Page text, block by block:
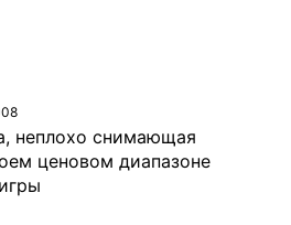
неплохо снимающая
ценовом диапазоне